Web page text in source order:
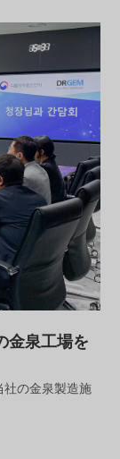
金泉工場を
社の金泉製造施